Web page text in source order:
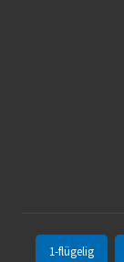
1-flügelig